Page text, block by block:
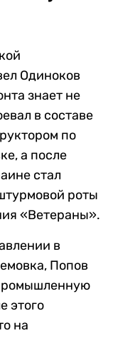
Одиноков
знает не
в составе
по
а после
стал
роты
«Ветераны».
в
Попов
этого
на